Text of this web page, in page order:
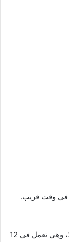
في وقت قريب.
تم افتتاح شركة 2theloo الهولندية في عام 2011، وهي تعمل في 12